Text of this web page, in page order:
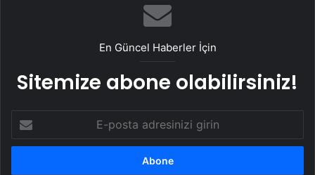
En Güncel Haberler İçin
Sitemize abone olabilirsiniz!
posta
adresinizi